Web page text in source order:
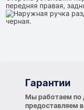
Гарантии
Мы работаем по
предоставляем